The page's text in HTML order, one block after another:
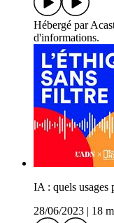
Hébergé par
d'informations.
IA : quels usages
28/06/2023
18